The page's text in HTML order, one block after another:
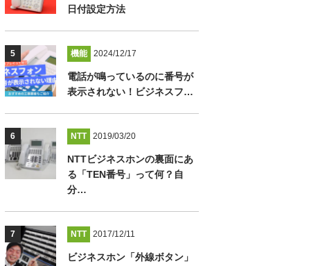
日付設定方法
機能 2024/12/17
電話が鳴っているのに番号が
表示されない！ビジネスフ…
NTT 2019/03/20
NTTビジネスホンの裏面にあ
る「TEN番号」って何？自
分…
NTT 2017/12/11
ビジネスホン「外線ボタン」